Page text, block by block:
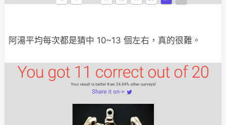
阿湯平均每次都是猜中 10~13 個左右，真的很難。